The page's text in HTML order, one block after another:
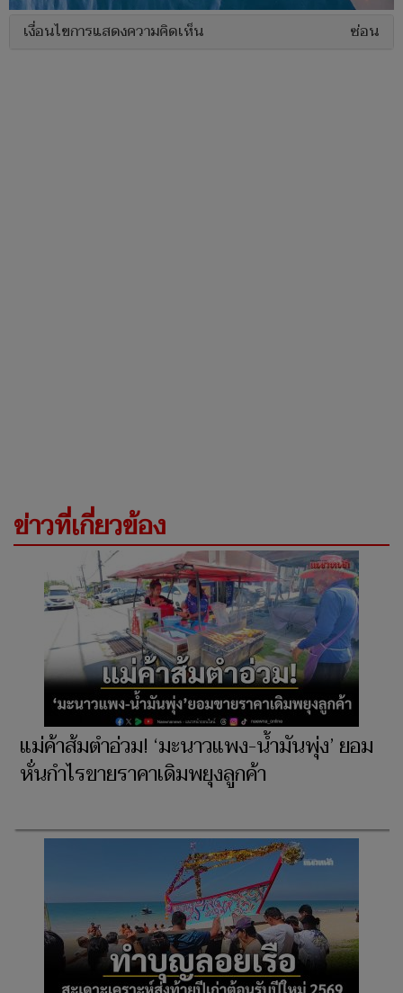
เงื่อนไขการแสดงความคิดเห็น ซ่อน
ข่าวที่เกี่ยวข้อง
แม่ค้าส้มตำอ่วม! ‘มะนาวแพง-น้ำมันพุ่ง’ ยอม
หั่นกำไรขายราคาเดิมพยุงลูกค้า